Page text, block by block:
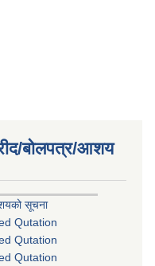
बोलपत्र/आशय
सूचना
Qutation
Qutation
Qutation